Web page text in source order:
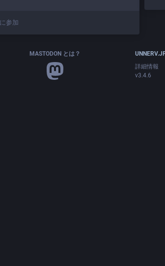
参加
MASTODON とは？
詳細情報
v3.4.6